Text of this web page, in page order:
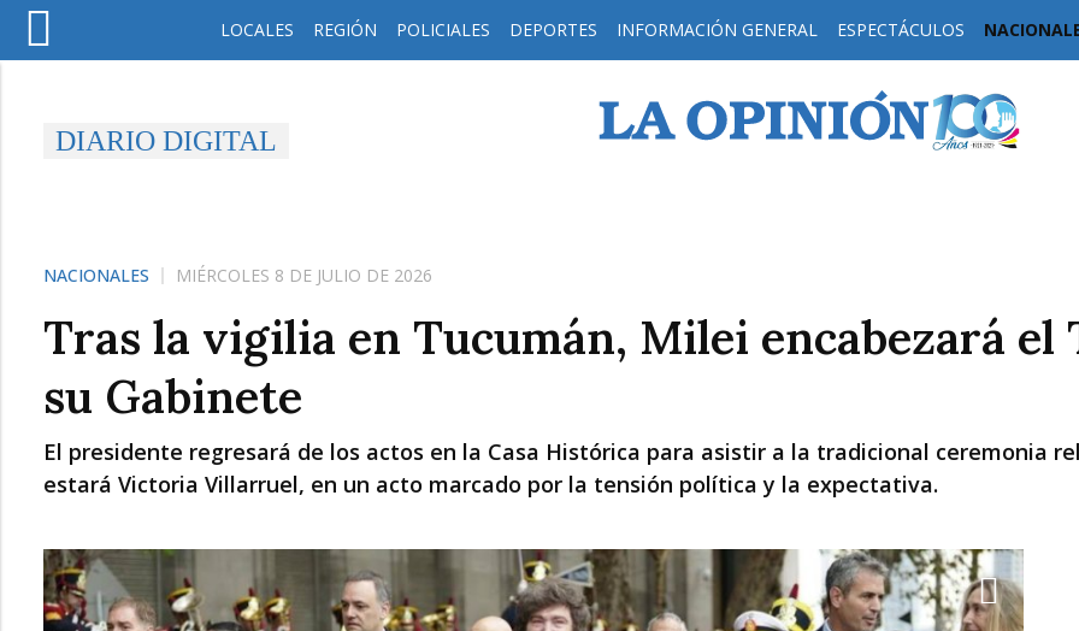
LOCALES REGIÓN POLICIALES DEPORTES INFORMACIÓN GENERAL ESPECTÁCULOS
DIARIO DIGITAL
NACIONALES MIÉRCOLES 8 DE JULIO DE 2026
Tras la vigilia en Tucumán, Milei encabezará el
su Gabinete
El presidente regresará de los actos en la Casa Histórica para asistir a la tradicional ceremonia
estará Victoria Villarruel, en un acto marcado por la tensión política y la expectativa.